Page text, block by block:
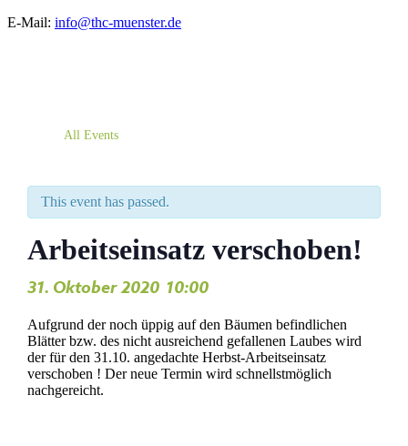
E-Mail: info@thc-muenster.de
All Events
This event has passed.
Arbeitseinsatz verschoben!
31. Oktober 2020 10:00
Aufgrund der noch üppig auf den Bäumen befindlichen
Blätter bzw. des nicht ausreichend gefallenen Laubes wird
der für den 31.10. angedachte Herbst-Arbeitseinsatz
verschoben ! Der neue Termin wird schnellstmöglich
nachgereicht.